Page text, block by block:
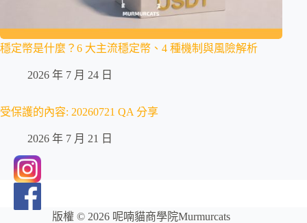
穩定幣是什麼？6 大主流穩定幣、4 種機制與風險解析
2026 年 7 月 24 日
受保護的內容: 20260721 QA 分享
2026 年 7 月 21 日
版權 © 2026 呢喃貓商學院Murmurcats